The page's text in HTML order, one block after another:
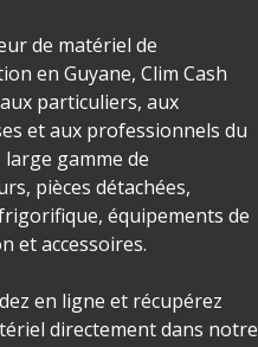
de matériel de
en Guyane, Clim Cash
particuliers, aux
et aux professionnels du
gamme de
pièces détachées,
équipements de
et accessoires.
en ligne et récupérez
directement dans notre